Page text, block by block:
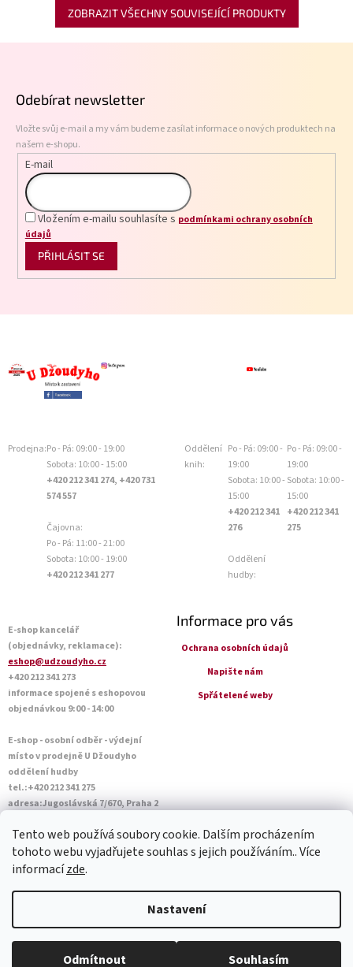
Tento web používá soubory cookie. Dalším procházením
tohoto webu vyjadřujete souhlas s jejich používáním.. Více
informacízde.
Nastavení
Odmítnout Souhlasím
ZOBRAZIT VŠECHNY SOUVISEJÍCÍ PRODUKTY
Odebírat newsletter
Vložte svůj e-mail a my vám budeme zasílat informace o nových produktech na
našem e-shopu.
E-mail
Vložením e-mailu souhlasíte s podmínkami ochrany osobních
údajů
PŘIHLÁSIT SE
Prodejna:Po - Pá: 09:00 - 19:00
Sobota: 10:00 - 15:00
+420 212 341 274, +420 731
574 557
Čajovna:
Po - Pá: 11:00 - 21:00
Sobota: 10:00 - 19:00
+420 212 341 277
Oddělení
knih:
Po - Pá: 09:00 -
19:00
Sobota: 10:00 -
15:00
+420 212 341
276
Oddělení
hudby:
Po - Pá: 09:00 -
19:00
Sobota: 10:00 -
15:00
+420 212 341
275
E-shop kancelář
(objednávky, reklamace):
eshop@udzoudyho.cz
+420 212 341 273
informace spojené s eshopovou
objednávkou 9:00 - 14:00
E-shop - osobní odběr - výdejní
místo v prodejně U Džoudyho
oddělení hudby
tel.:+420 212 341 275
adresa:Jugoslávská 7/670, Praha 2
Sobota: 10:00 - 14:45
Informace pro vás
Ochrana osobních údajů
Napište nám
Spřátelené weby
Copyright 2026U Džoudyho. Všechna práva vyhrazena.